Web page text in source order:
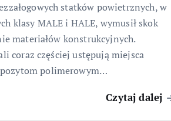
statków powietrznych, w
klasy MALE i HALE, wymusił skok
materiałów konstrukcyjnych.
coraz częściej ustępują miejsca
polimerowym…
Czytaj dalej